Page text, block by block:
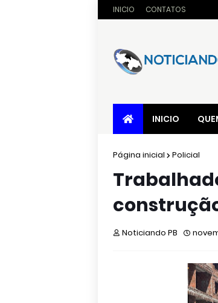
INICIO CONTATOS
INICIO
Página inicial Policial
Noticiando PB